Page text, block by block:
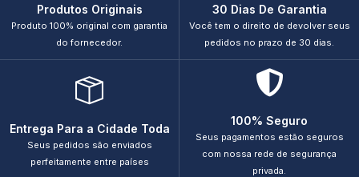
Produtos Originais
Produto 100% original com garantia
do fornecedor.
30 Dias De Garantia
Você tem o direito de devolver seus
pedidos no prazo de 30 dias.
Entrega Para a Cidade Toda
Seus pedidos são enviados
perfeitamente entre países
100% Seguro
Seus pagamentos estão seguros
com nossa rede de segurança
privada.